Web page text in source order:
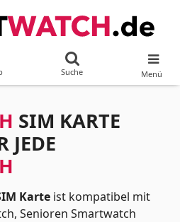
Suche Menü
SIM KARTE
JEDE
Karte ist kompatibel mit
Senioren Smartwatch